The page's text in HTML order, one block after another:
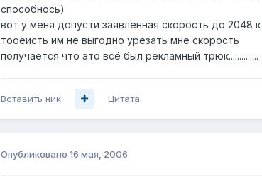
способнось)
вот у меня допусти заявленная скорость до 2048
тооеисть им не выгодно урезать мне скорость
получается что это всё был рекламный трюк..............
Вставить ник Цитата
Опубликовано 16 мая, 2006